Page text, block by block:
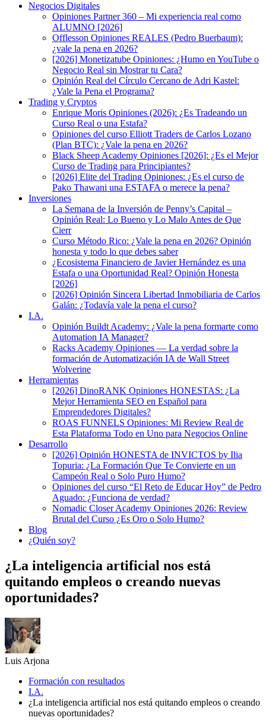
Negocios Digitales
Opiniones Partner 360 – Mi experiencia real como
ALUMNO [2026]
Offlesson Opiniones REALES (Pedro Buerbaum):
¿vale la pena en 2026?
[2026] Monetizatube Opiniones: ¿Humo en YouTube o
Negocio Real sin Mostrar tu Cara?
Opinión Real del Círculo Cercano de Adri Kastel:
¿Vale la Pena el Programa?
Trading y Cryptos
Enrique Moris Opiniones (2026): ¿Es Tradeando un
Curso Real o una Estafa?
Opiniones del curso Elliott Traders de Carlos Lozano
(Plan BTC): ¿Vale la pena en 2026?
Black Sheep Academy Opiniones [2026]: ¿Es el Mejor
Curso de Trading para Principiantes?
[2026] Elite del Trading Opiniones: ¿Es el curso de
Pako Thawani una ESTAFA o merece la pena?
Inversiones
La Semana de la Inversión de Penny’s Capital –
Opinión Real: Lo Bueno y Lo Malo Antes de Que
Cierr
Curso Método Rico: ¿Vale la pena en 2026? Opinión
honesta y todo lo que debes saber
¿Ecosistema Financiero de Javier Hernández es una
Estafa o una Oportunidad Real? Opinión Honesta
[2026]
[2026] Opinión Sincera Libertad Inmobiliaria de Carlos
Galán: ¿Todavía vale la pena el curso?
I.A.
Opinión Buildt Academy: ¿Vale la pena formarte como
Automation IA Manager?
Racks Academy Opiniones — La verdad sobre la
formación de Automatización IA de Wall Street
Wolverine
Herramientas
[2026] DinoRANK Opiniones HONESTAS: ¿La
Mejor Herramienta SEO en Español para
Emprendedores Digitales?
ROAS FUNNELS Opiniones: Mi Review Real de
Esta Plataforma Todo en Uno para Negocios Online
Desarrollo
[2026] Opinión HONESTA de INVICTOS by Ilia
Topuria: ¿La Formación Que Te Convierte en un
Campeón Real o Solo Puro Humo?
Opiniones del curso “El Reto de Educar Hoy” de Pedro
Aguado: ¿Funciona de verdad?
Nomadic Closer Academy Opiniones 2026: Review
Brutal del Curso ¿Es Oro o Solo Humo?
Blog
¿Quién soy?
¿La inteligencia artificial nos está
quitando empleos o creando nuevas
oportunidades?
Luis Arjona
Formación con resultados
I.A.
¿La inteligencia artificial nos está quitando empleos o creando
nuevas oportunidades?